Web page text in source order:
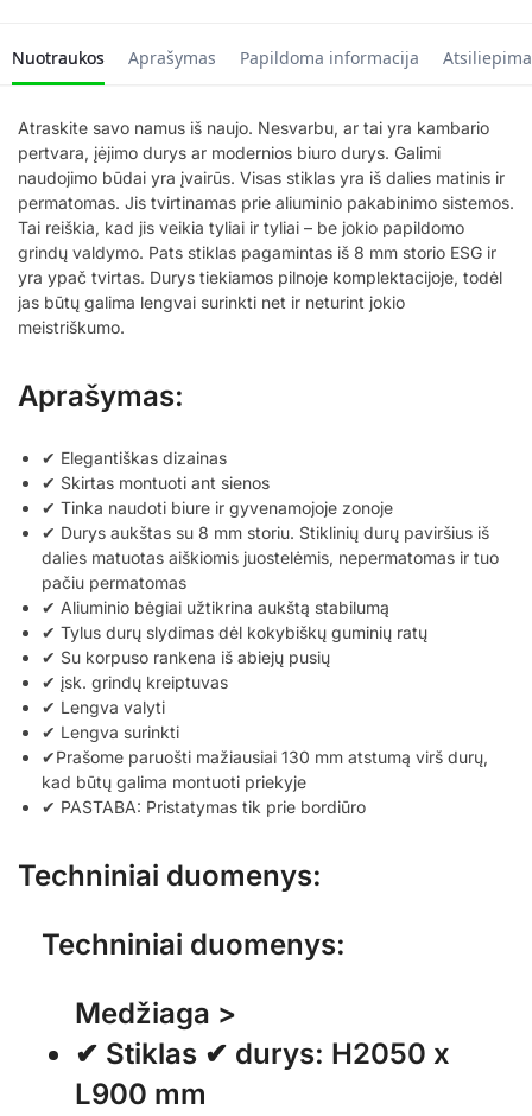
Nuotraukos Aprašymas Papildoma informacija
Atraskite savo namus iš naujo. Nesvarbu, ar tai yra kambario
pertvara, įėjimo durys ar modernios biuro durys. Galimi
naudojimo būdai yra įvairūs. Visas stiklas yra iš dalies matinis ir
permatomas. Jis tvirtinamas prie aliuminio pakabinimo sistemos.
Tai reiškia, kad jis veikia tyliai ir tyliai – be jokio papildomo
grindų valdymo. Pats stiklas pagamintas iš 8 mm storio ESG ir
yra ypač tvirtas. Durys tiekiamos pilnoje komplektacijoje, todėl
jas būtų galima lengvai surinkti net ir neturint jokio
meistriškumo.
Aprašymas:
✔ Elegantiškas dizainas
✔ Skirtas montuoti ant sienos
✔ Tinka naudoti biure ir gyvenamojoje zonoje
✔ Durys aukštas su 8 mm storiu. Stiklinių durų paviršius iš
dalies matuotas aiškiomis juostelėmis, nepermatomas ir tuo
pačiu permatomas
✔ Aliuminio bėgiai užtikrina aukštą stabilumą
✔ Tylus durų slydimas dėl kokybiškų guminių ratų
✔ Su korpuso rankena iš abiejų pusių
✔ įsk. grindų kreiptuvas
✔ Lengva valyti
✔ Lengva surinkti
✔Prašome paruošti mažiausiai 130 mm atstumą virš durų,
kad būtų galima montuoti priekyje
✔ PASTABA: Pristatymas tik prie bordiūro
Techniniai duomenys:
Techniniai duomenys:
Medžiaga >
✔ Stiklas ✔ durys: H2050 x
L900 mm